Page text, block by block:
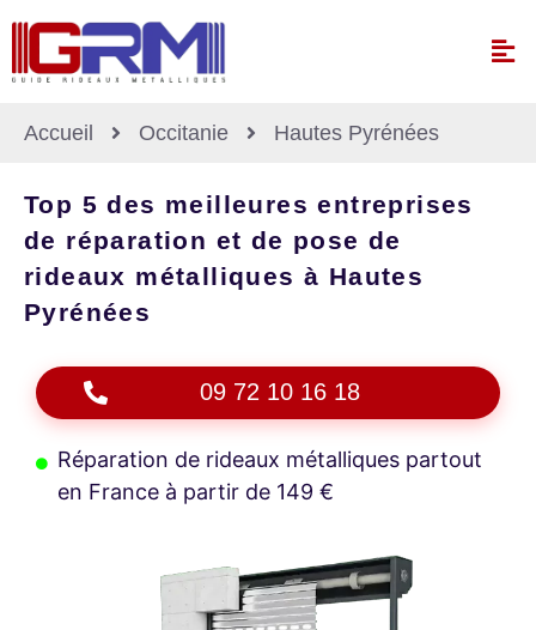
Accueil Occitanie Hautes Pyrénées
Top 5 des meilleures entreprises
de réparation et de pose de
rideaux métalliques à Hautes
Pyrénées
09 72 10 16 18
Réparation de rideaux métalliques partout
en France à partir de 149 €